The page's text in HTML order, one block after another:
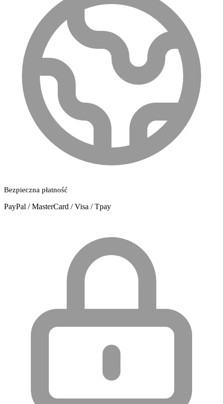
Bezpieczna płatność
PayPal / MasterCard / Visa / Tpay